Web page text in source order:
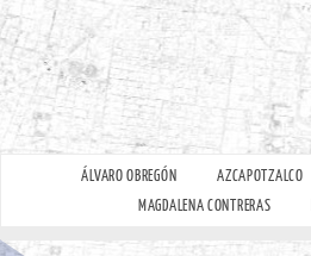
ÁLVARO OBREGÓN AZCAPOTZALCO
MAGDALENA CONTRERAS